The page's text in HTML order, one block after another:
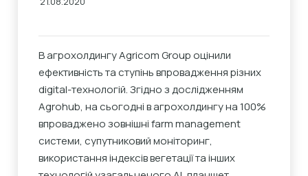
В агрохолдингу Agricom Group оцінили
ефективність та ступінь впровадження різних
digital-технологій. Згідно з дослідженням
Agrohub, на сьогодні в агрохолдингу на 100%
впроваджено зовнішні farm management
системи, супутниковий моніторинг,
використання індексів вегетації та інших